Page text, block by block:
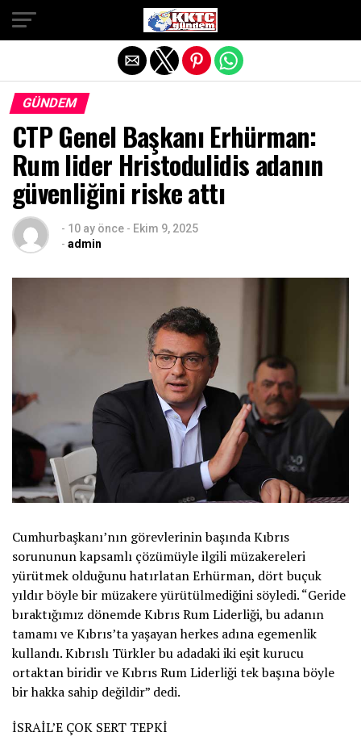
GÜNDEM
CTP Genel Başkanı Erhürman:
Rum lider Hristodulidis adanın
güvenliğini riske attı
- 10 ay önce - Ekim 9, 2025
- admin
Cumhurbaşkanı’nın görevlerinin başında Kıbrıs
sorununun kapsamlı çözümüyle ilgili müzakereleri
yürütmek olduğunu hatırlatan Erhürman, dört buçuk
yıldır böyle bir müzakere yürütülmediğini söyledi. “Geride
bıraktığımız dönemde Kıbrıs Rum Liderliği, bu adanın
tamamı ve Kıbrıs’ta yaşayan herkes adına egemenlik
kullandı. Kıbrıslı Türkler bu adadaki iki eşit kurucu
ortaktan biridir ve Kıbrıs Rum Liderliği tek başına böyle
bir hakka sahip değildir” dedi.
İSRAİL’E ÇOK SERT TEPKİ
Exit mobile version